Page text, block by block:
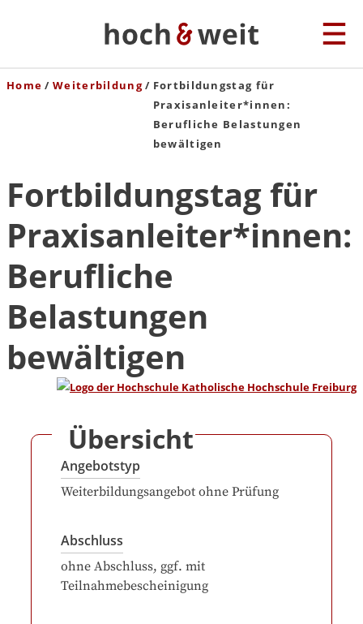
Home Weiterbildung
Fortbildungstag für
Praxisanleiter*innen:
Berufliche Belastungen
bewältigen
Fortbildungstag für
Praxisanleiter*innen:
Berufliche
Belastungen
bewältigen
Übersicht
Angebotstyp
Weiterbildungsangebot ohne Prüfung
Abschluss
ohne Abschluss, ggf. mit
Teilnahmebescheinigung